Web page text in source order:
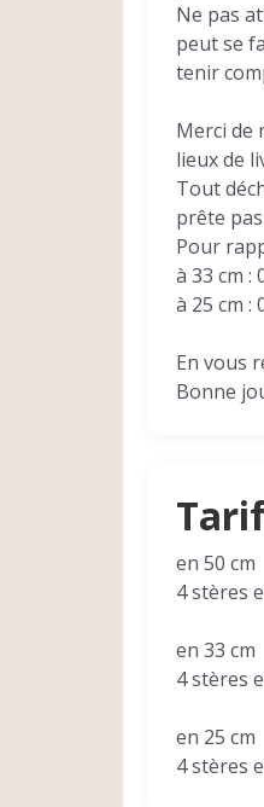
Ne pas
peut se
tenir
Merci de
lieux de
Tout
prête
Pour
à 33 cm :
à 25 cm :
En vous
Bonne
en 50 cm
4 stères
en 33 cm
4 stères
en 25 cm
4 stères